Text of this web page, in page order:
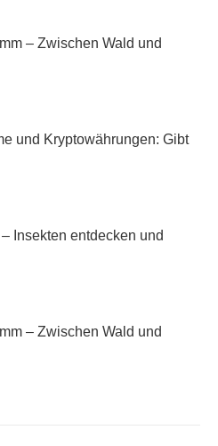
– Zwischen Wald und
und Kryptowährungen: Gibt
Insekten entdecken und
– Zwischen Wald und